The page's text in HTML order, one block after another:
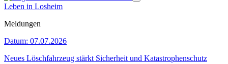
Leben in Losheim
Meldungen
Datum: 07.07.2026
Neues Löschfahrzeug stärkt Sicherheit und Katastrophenschutz